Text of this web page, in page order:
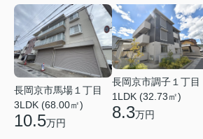
長岡京市馬場１丁目
3LDK (68.00㎡)
10.5万円
長岡京市調子１丁目
1LDK (32.73㎡)
8.3万円